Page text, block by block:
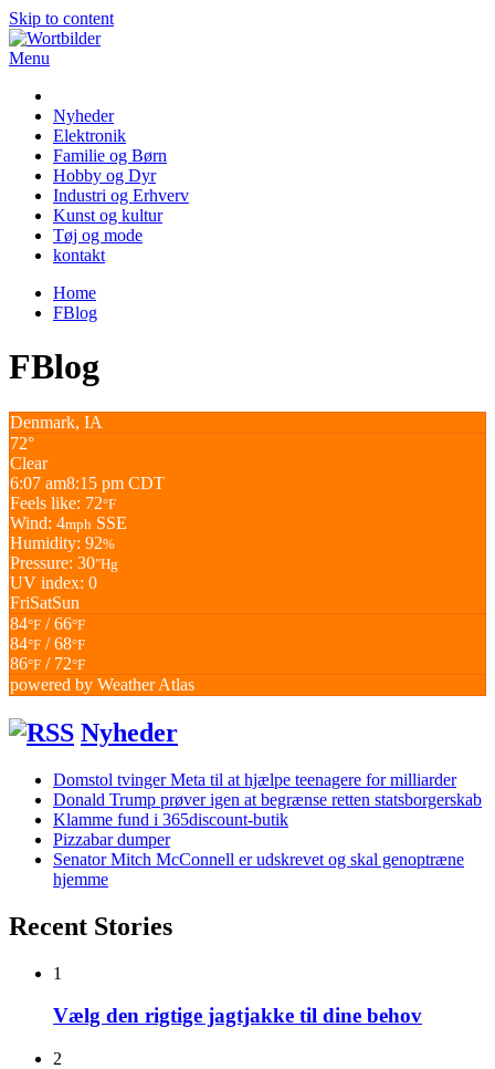
Skip to content
Menu
Nyheder
Elektronik
Familie og Børn
Hobby og Dyr
Industri og Erhverv
Kunst og kultur
Tøj og mode
kontakt
Home
FBlog
FBlog
Denmark, IA
72°
Clear
6:07 am8:15 pm CDT
Feels like: 72°F
Wind: 4mph SSE
Humidity: 92%
Pressure: 30"Hg
UV index: 0
FriSatSun
84°F / 66°F
84°F / 68°F
86°F / 72°F
powered by Weather Atlas
Nyheder
Domstol tvinger Meta til at hjælpe teenagere for milliarder
Donald Trump prøver igen at begrænse retten statsborgerskab
Klamme fund i 365discount-butik
Pizzabar dumper
Senator Mitch McConnell er udskrevet og skal genoptræne
hjemme
Recent Stories
1
Vælg den rigtige jagtjakke til dine behov
2